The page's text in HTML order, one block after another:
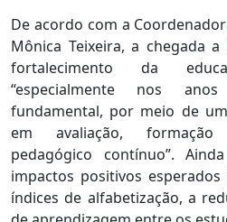
De acordo com a
Mônica Teixeira, a chegada
fortalecimento da
“especialmente nos
fundamental, por meio de
em avaliação, formação
pedagógico contínuo”.
impactos positivos
índices de alfabetização, a